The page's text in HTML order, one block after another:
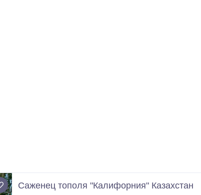
Саженец тополя "Калифорния" Казахстан